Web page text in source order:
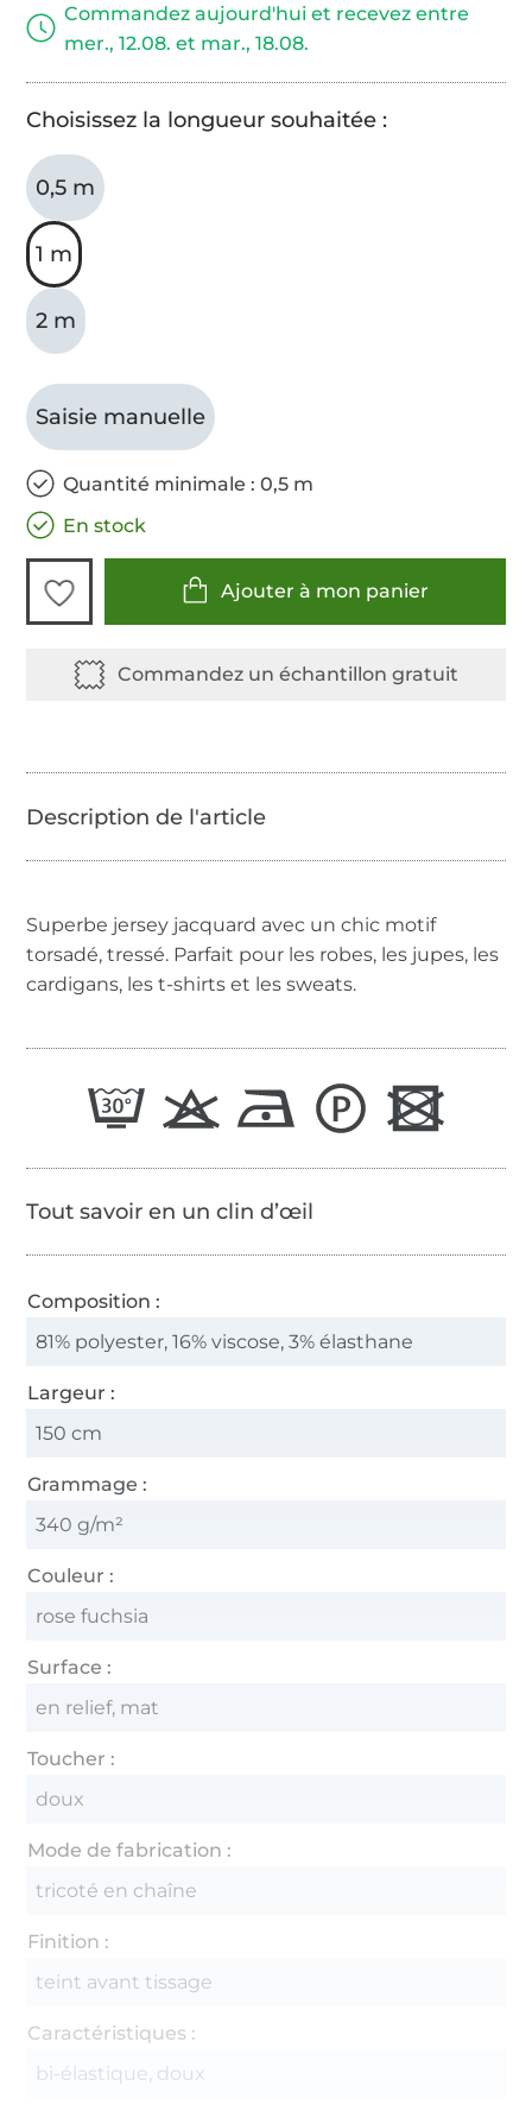
Commandez aujourd'hui et recevez entre
mer., 12.08. et mar., 18.08.
Choisissez la longueur souhaitée :
0,5 m
1 m
2 m
Saisie manuelle
Quantité minimale : 0,5 m
En stock
Ajouter à mon panier
Superbe jersey jacquard avec un chic motif
torsadé, tressé. Parfait pour les robes, les jupes, les
cardigans, les t-shirts et les sweats.
Tout savoir en un clin d’œil
Composition :
81% polyester, 16% viscose, 3% élasthane
Largeur :
150 cm
Grammage :
340 g/m²
Couleur :
rose fuchsia
Surface :
en relief, mat
Toucher :
doux
Mode de fabrication :
tricoté en chaîne
Finition :
teint avant tissage
Caractéristiques :
bi-élastique, doux